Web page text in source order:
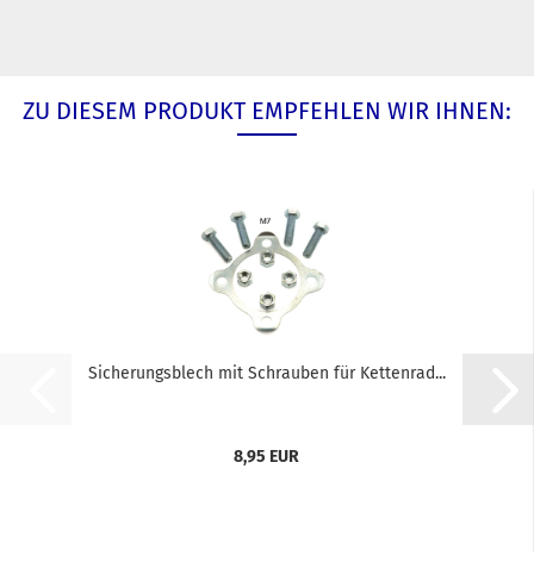
ZU DIESEM PRODUKT EMPFEHLEN WIR IHNEN:
Sicherungsblech mit Schrauben für Kettenrad...
8,95 EUR